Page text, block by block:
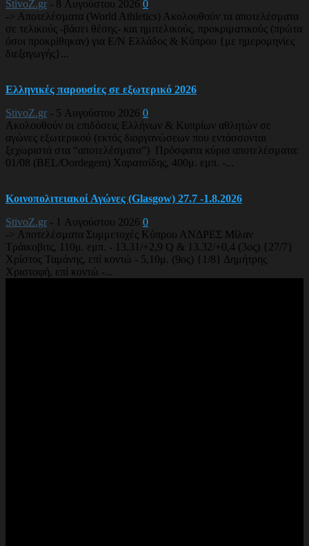
StivoZ.gr - 8 Αυγούστου 2026 0
-> Αποτελέσματα (World Athletics) Ακολουθούν τα αποτελέσματα
σε τελικούς -βάσει θέσης- και ημιτελικούς, προκριματικούς (πρώτα
όσοι προκρίθηκαν) για Ε/Ν Ελλάδος & Κύπρου {με ημερομηνίες
διεξαγωγής}...
Ελληνικές παρουσίες σε εξωτερικό 2026
StivoZ.gr - 5 Αυγούστου 2026 0
Ακολουθούν οι επιδόσεις Ελλήνων & Κυπρίων αθλητών σε
αγώνες εξωτερικού (εκτός διοργανώσεων που εντάσσονται
ξεχωριστά στα “αποτελέσματα”) Πρόσφατα κύρια αποτελέσματα:
01/08 (BEL/Oordegem) Χαρατσίδης, 400μ. εμπ. -...
Κοινοπολιτειακοί Αγώνες (Glasgow) 27.7 -1.8.2026
StivoZ.gr - 1 Αυγούστου 2026 0
-> Αποτελέσματα Συμμετοχές Κύπρου ΑΝΔΡΕΣ Μίλαν
Τράικοβιτς, 110μ. εμπ. - 13.31/+2,9 Q & 13.32/+0,4 (3ος) {27/7}
Χρίστος Ταμάνης, επί κοντώ - 5,10μ. (9ος) {1/8} Δημήτρης
Χριστοφή, επί κοντώ -...